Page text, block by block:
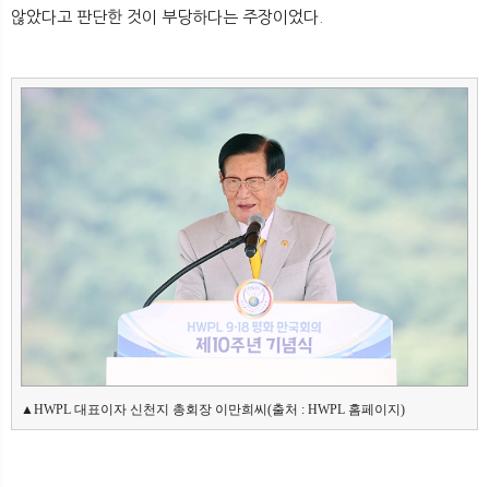
않았다고 판단한 것이 부당하다는 주장이었다.
▲HWPL 대표이자 신천지 총회장 이만희씨(출처 : HWPL 홈페이지)